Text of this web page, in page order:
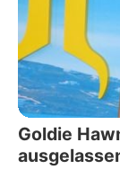
Goldie